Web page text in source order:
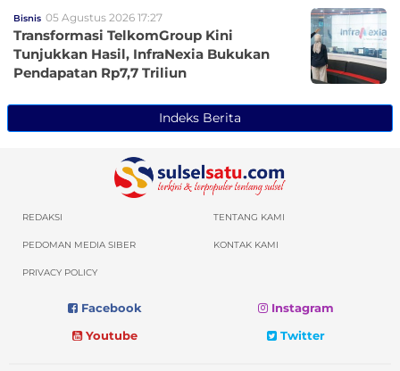
Bisnis 05 Agustus 2026 17:27
Transformasi TelkomGroup Kini
Tunjukkan Hasil, InfraNexia Bukukan
Pendapatan Rp7,7 Triliun
Indeks Berita
REDAKSI TENTANG KAMI
PEDOMAN MEDIA SIBER KONTAK KAMI
PRIVACY POLICY
Facebook
Instagram
Youtube
Twitter